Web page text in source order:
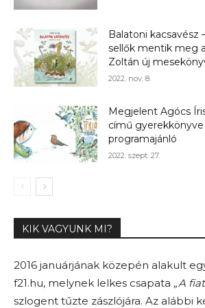
Balatoni kacsavész
sellők mentik meg
Zoltán új
2022. nov. 8.
Megjelent Agócs
című gyerekkönyve
programajánló
2022. szept. 27.
KIK VAGYUNK MI?
2016 januárjának közepén alakult
f21.hu, melynek lelkes csapata „A
szlogent tűzte zászlójára. Az alábbi